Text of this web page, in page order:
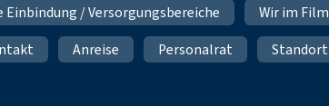
Einbindung / Versorgungsbereiche Wir im Film
Anreise Personalrat